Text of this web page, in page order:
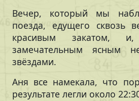
Вечер, который мы
поезда, едущего сквозь
красивым закатом,
замечательным ясным
звёздами.
Аня все намекала, что
результате легли около